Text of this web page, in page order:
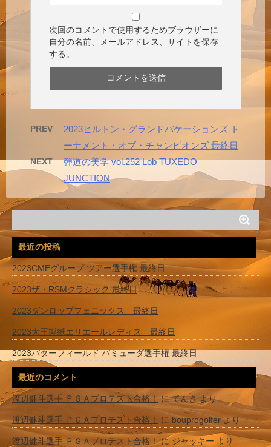
次回のコメントで使用するためブラウザーに
自分の名前、メールアドレス、サイトを保存
する。
PREV
2023ヒルトン・グランドバケーションズ ト
ーナメント・オブ・チャンピオンズ 最終日
NEXT
弾道の美学 vol.252 Lob TUXEDO
JUNCTION
最近の投稿
2023CMEグループ ツアー選手権 最終日
2023ザ・RSMクラシック 最終日
2023ダンロップフェニックス 最終日
2023大王製紙エリエールレディス 最終日
2023バターフィールド バミューダ選手権 最終日
最近のコメント
渡辺健斗選手 ＰＧＡプロテスト合格！ にてんきより
渡辺健斗選手 ＰＧＡプロテスト合格！ に bouprogolfer より
渡辺健斗選手 ＰＧＡプロテスト合格！に ジャッキー より